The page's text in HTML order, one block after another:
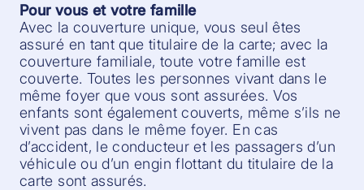
Pour vous et votre famille
Avec la couverture unique, vous seul êtes
assuré en tant que titulaire de la carte; avec la
couverture familiale, toute votre famille est
couverte. Toutes les personnes vivant dans le
même foyer que vous sont assurées. Vos
enfants sont également couverts, même s’ils ne
vivent pas dans le même foyer. En cas
d’accident, le conducteur et les passagers d’un
véhicule ou d’un engin flottant du titulaire de la
carte sont assurés.